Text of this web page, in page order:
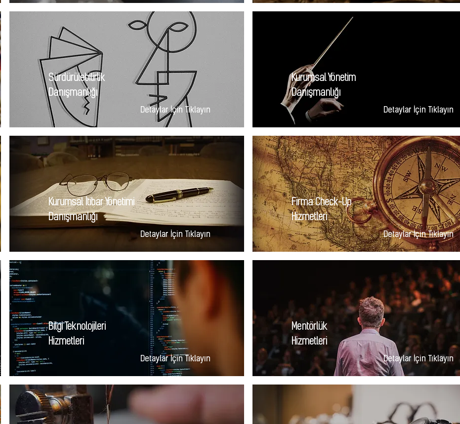
Sürdürülebilirlik
Danışmanlığı
Detaylar İçin Tıklayın
Kurumsal İtibar Yönetimi
Danışmanlığı
Detaylar İçin Tıklayın
Bilgi Teknolojileri
Hizmetleri
Detaylar İçin Tıklayın
Kurumsal Yönetim
Danışmanlığı
Detaylar İçin Tıklayın
Firma Check-Up
Hizmetleri
Detaylar İçin Tıklayın
Mentörlük
Hizmetleri
Detaylar İçin Tıklayın